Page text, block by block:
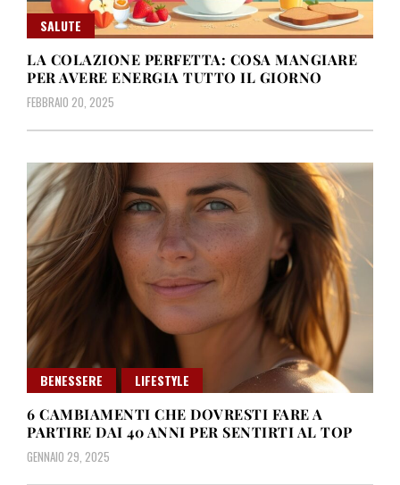
SALUTE
LA COLAZIONE PERFETTA: COSA MANGIARE
PER AVERE ENERGIA TUTTO IL GIORNO
FEBBRAIO 20, 2025
BENESSERE
LIFESTYLE
6 CAMBIAMENTI CHE DOVRESTI FARE A
PARTIRE DAI 40 ANNI PER SENTIRTI AL TOP
GENNAIO 29, 2025